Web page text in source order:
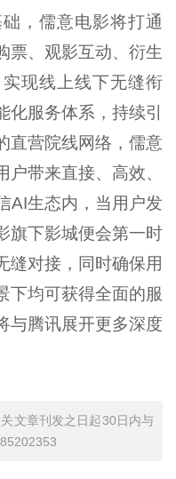
，儒意电影将打通
票、观影互动、衍生
现线上线下无缝衔
服务体系，持续引
直营院线网络，儒意
带来直接、高效、
AI生态内，当用户发
旗下影城便会第一时
缝对接，同时确保用
下均可获得全面的服
与腾讯展开更多深度
文章刊发之日起30日内与